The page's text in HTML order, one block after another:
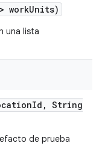
workUnits)
una lista
Id , String
de prueba